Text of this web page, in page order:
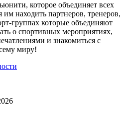
которое объединяет всех
находить партнеров, тренеров,
группах которые объединяют
о спортивных мероприятиях,
и знакомиться с
миру!